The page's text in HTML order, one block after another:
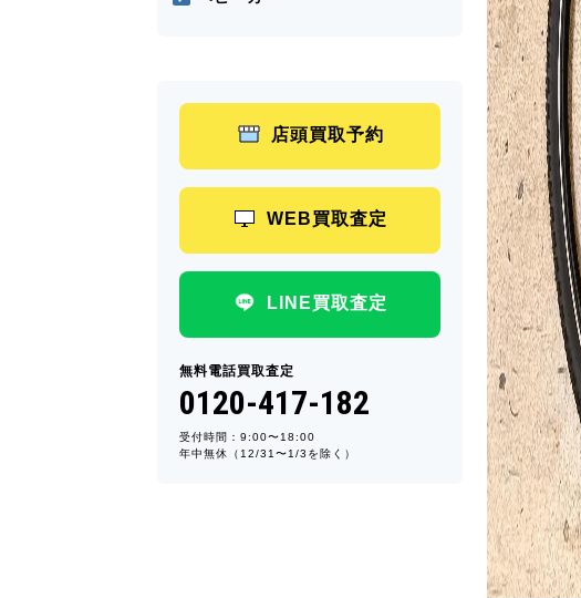
店頭買取予約
WEB買取査定
LINE買取査定
無料電話買取査定
0120-417-182
受付時間：9:00〜18:00
年中無休（12/31〜1/3を除く）